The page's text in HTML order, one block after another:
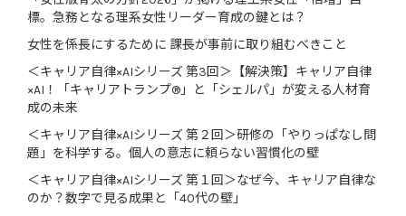
標。急務となる理系女性リーダー育成の鍵とは？
女性を係長にするために 課長が事前に取り組むべきこと
＜キャリア自律×AIシリーズ 第3回＞【解決策】キャリア自律
×AI！「キャリアトランプ®」と「シェルパ」が変える人材育
成の未来
＜キャリア自律×AIシリーズ 第２回＞研修の「やりっぱなし問
題」を科学する。個人の意志に頼らない習慣化の壁
＜キャリア自律×AIシリーズ 第１回＞なぜ今、キャリア自律な
のか？数字で見る成果と「40代の壁」